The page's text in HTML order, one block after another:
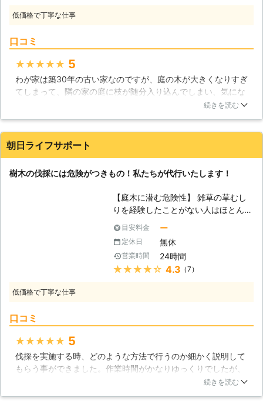
は、その木が生長するにつれて様々な
悩みを抱える方が多いです。例を言え
ば、想像以上に木が大きくなりすぎて
しまったために、隣の家の敷地内に入
ってしまったり、電線に枝が接触しそ
所トラブルに発展してしまうこともあ
ります。そうならないためにも、事前
に枝を切るなどの対策を打つことが必
要となります。しかし、木は常に成長
を続けるもので、伸びるたびに枝を切
っていては手間がかかりすぎるので、
根元から伐採をしてほしいというご相
談も多数寄せられています。しかし、
伐採というのは個人で行おうとすると
お任せください。安全第一で迅速かつ
す。
低価格で丁寧な仕事
口コミ
★★★★★ 5
わが家は築30年の古い家なのですが、庭の木が大きくなりすぎ
てしまって、隣の家の庭に枝が随分入り込んでしまい、気にな
っていました。そこで、グリーンライフ新潟さんに伐採をお願
ることもなく作業をしてくれました。
新潟県 新潟市東区 2016年12月26日
続きを読む
朝日ライフサポート
樹木の伐採には危険がつきもの！私たちが代行いたします！
【庭木に潜む危険性】 雑草の草むし
りを経験したことがない人はほとんど
いないでしょう。雑草は繁茂すれば、
周囲に行き渡るはずの栄養分や日光を
奪ってしまいます。そのまま放置すれ
ば、目的の草花の生育が滞るだけでな
く、害虫や病気が発生する温床になり
険もありあんす。しかし雑草とは違
い、庭木は簡単には抜いたり切ったり
できるものではありません。だからこ
そ、木の扱いに長けた業者の出番とな
目安料金 ー
定休日 無休
営業時間 24時間
★★★★★ 4.3 （7）
低価格で丁寧な仕事
口コミ
★★★★★ 5
伐採を実施する時、どのような方法で行うのか細かく説明して
もらう事ができました。作業時間がかなりゆっくりでしたが、
一生懸命対応してくれたので、イライラしてしまう事はなかっ
続きを読む